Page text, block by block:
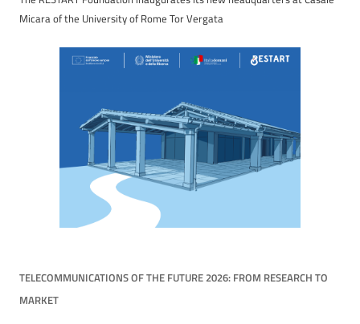
Micara of the University of Rome Tor Vergata
TELECOMMUNICATIONS OF THE FUTURE 2026: FROM RESEARCH TO
MARKET